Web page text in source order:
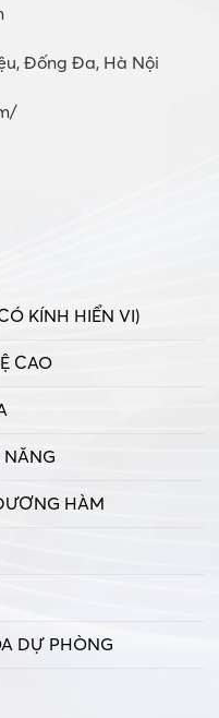
Đống Đa, Hà Nội
KÍNH HIỂN VI)
CAO
HÀM
DỰ PHÒNG